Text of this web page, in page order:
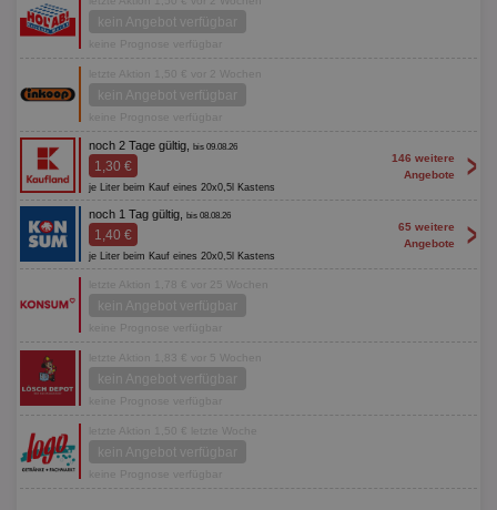
kein Angebot verfügbar
keine Prognose verfügbar
letzte Aktion 1,50 € vor 2 Wochen
kein Angebot verfügbar
keine Prognose verfügbar
noch 2 Tage gültig, bis 09.08.26
1,30 €
je Liter beim Kauf eines 20x0,5l Kastens
146 weitere
Angebote
>
noch 1 Tag gültig, bis 08.08.26
1,40 €
je Liter beim Kauf eines 20x0,5l Kastens
65 weitere
Angebote
>
letzte Aktion 1,78 € vor 25 Wochen
kein Angebot verfügbar
keine Prognose verfügbar
letzte Aktion 1,83 € vor 5 Wochen
kein Angebot verfügbar
keine Prognose verfügbar
letzte Aktion 1,50 € letzte Woche
kein Angebot verfügbar
keine Prognose verfügbar